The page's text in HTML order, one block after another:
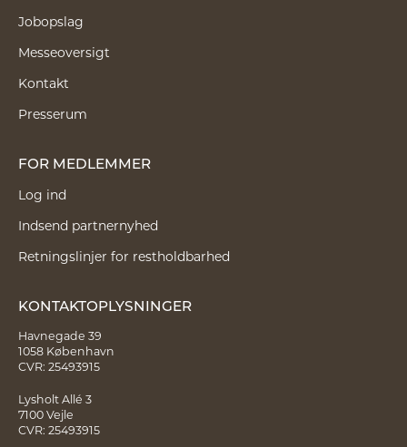
Jobopslag
Messeoversigt
Kontakt
Presserum
FOR MEDLEMMER
Log ind
Indsend partnernyhed
Retningslinjer for restholdbarhed
KONTAKTOPLYSNINGER
Havnegade 39
1058 København
CVR: 25493915
Lysholt Allé 3
7100 Vejle
CVR: 25493915